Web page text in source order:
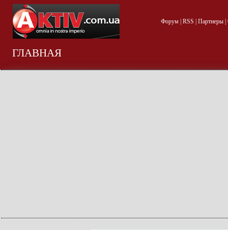
Форум| RSS Партнеры|
ГЛАВНАЯ